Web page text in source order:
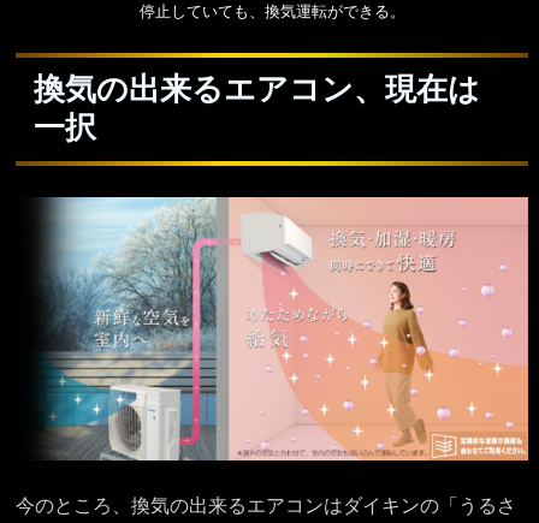
停止していても、換気運転ができる。
換気の出来るエアコン、現在は
一択
今のところ、換気の出来るエアコンはダイキンの「うるさ